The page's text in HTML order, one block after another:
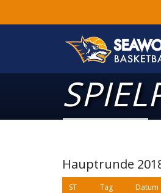
Hauptrunde
ST Tag Datum